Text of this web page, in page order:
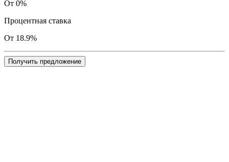
От 0%
Процентная ставка
От 18.9%
Получить предложение